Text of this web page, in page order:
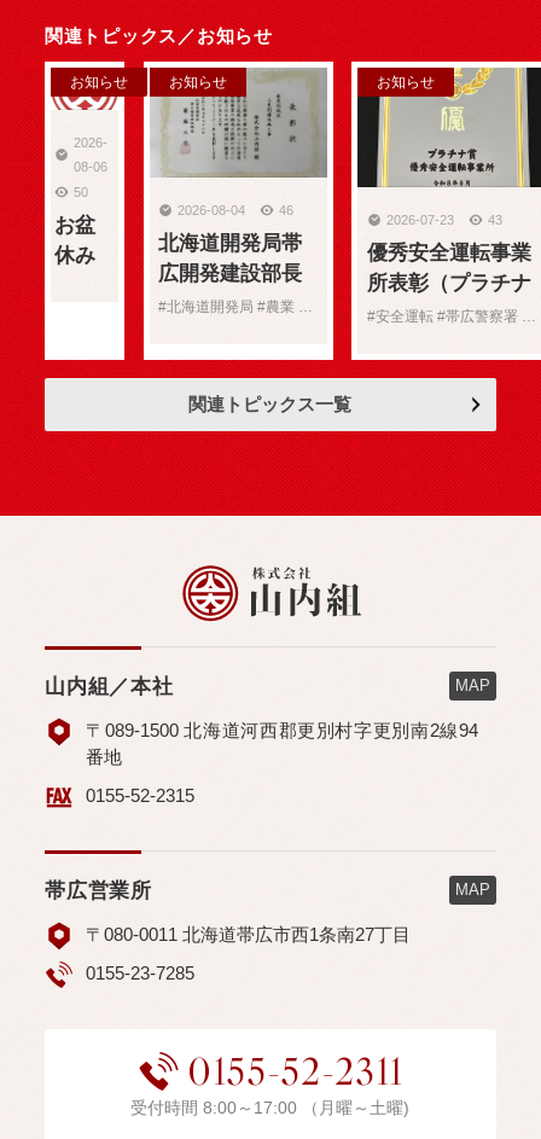
関連トピックス／お知らせ
お知らせ
2026-
08-06
50
お盆
休み
お知らせ
2026-08-04 46
北海道開発局帯
広開発建設部長
表彰（農業部
#北海道開発局 #農業 #表彰
お知らせ
2026-07-23 43
優秀安全運転事業
所表彰（プラチナ
賞）受賞
関連トピックス一覧
MAP
山内組／本社
〒089-1500 北海道河西郡更別村字更別南2線94
番地
0155-52-2315
MAP
帯広営業所
〒080-0011 北海道帯広市西1条南27丁目
0155-23-7285
0155-52-2311
受付時間 8:00～17:00 （月曜～土曜)